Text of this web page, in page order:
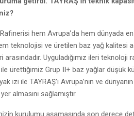
hem Avrupa’da hem dünyada
teknolojisi ve üretilen baz yağ kalitesi
arasındadır. Uyguladığımız ileri
ürettiğimiz Grup II+ baz yağlar düşük
izi ile TAYRAŞ’ı Avrupa’nın ve
almasını sağlamıştır.
kurulumu aşamasında son derece